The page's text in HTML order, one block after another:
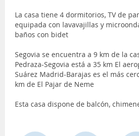
La casa tiene 4 dormitorios, TV de
equipada con lavavajillas y
baños con bidet
Segovia se encuentra a 9 km de la
Pedraza-Segovia está a 35 km El
Suárez Madrid-Barajas es el más
km de El Pajar de Neme
Esta casa dispone de balcón,